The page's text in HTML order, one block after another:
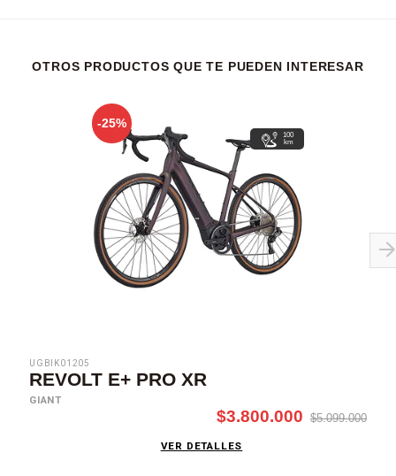
OTROS PRODUCTOS QUE TE PUEDEN INTERESAR
-25%
100
km
UGBIK01205
REVOLT E+ PRO XR
GIANT
$3.800.000 $5.099.000
VER DETALLES